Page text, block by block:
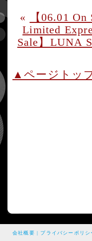
«
【06.01
Limited
Sale】LUNA
▲ページトッ
会社概要 | プライバシーポリシ